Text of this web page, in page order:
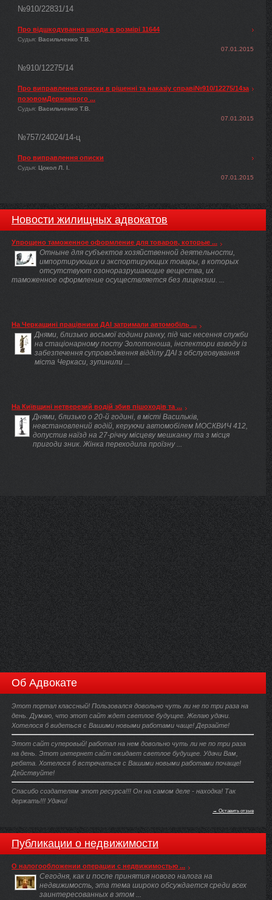
№910/22831/14
Про відшкодування шкоди в розмірі 11644
Судья: Васильченко Т.В.
07.01.2015
№910/12275/14
Про виправлення описки в рішенні та наказіу справі№910/12275/14за
позовомДержавного ...
Судья: Васильченко Т.В.
07.01.2015
№757/24024/14-ц
Про виправлення описки
Судья: Цокол Л. І.
07.01.2015
Новости жилищных адвокатов
Упрощено таможенное оформление для товаров, которые ...
Отныне для субъектов хозяйственной деятельности,
импортирующих и экспортирующих товары, в которых
отсутствуют озоноразрушающие вещества, их
таможенное оформление осуществляется без лицензии. ...
На Черкащині працівники ДАІ затримали автомобіль ...
Днями, близько восьмої години ранку, під час несення служби
на стаціонарному посту Золотоноша, інспектори взводу із
забезпечення супроводження відділу ДАІ з обслуговування
міста Черкаси, зупинили ...
На Київщині нетверезий водій збив пішоходів та ...
Днями, близько о 20-й годині, в місті Васильків,
невстановлений водій, керуючи автомобілем МОСКВИЧ 412,
допустив наїзд на 27-річну місцеву мешканку та з місця
пригоди зник. Жінка переходила проїзну ...
Об Адвокате
Этот портал классный! Пользовался довольно чуть ли не по три раза на
день. Думаю, что этот сайт ждет светлое будущее. Желаю удачи.
Хотелося б видеться с Вашими новыми работами чаще! Дерзайте!
Этот сайт суперовый! работал на нем довольно чуть ли не по три раза
на день. Этот интернет сайт ожидает светлое будущее. Удачи Вам,
ребята. Хотелося б встречаться с Вашими новыми работами почаще!
Действуйте!
Спасибо создателям этот ресурса!!! Он на самом деле - находка! Так
держать!!! Удачи!
→ Оставить отзыв
Публикации о недвижимости
О налогообложении операции с недвижимостью ...
Сегодня, как и после принятия нового налога на
недвижимость, эта тема широко обсуждается среди всех
заинтересованных в этом ...